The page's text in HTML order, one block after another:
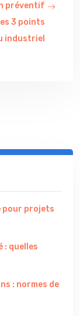
préventif
3 points
industriel
pour projets
: quelles
: normes de